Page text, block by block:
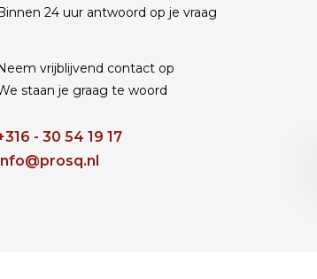
24 uur antwoord op je vraag
vrijblijvend contact op
staan je graag te woord
- 30 54 19 17